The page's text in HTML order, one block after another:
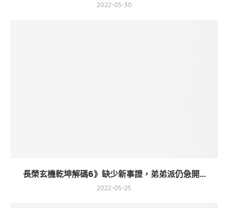
2022-05-30
長榮玄機乾坤解碼6》缺少新事證，弟弟派仍急開...
2022-05-25